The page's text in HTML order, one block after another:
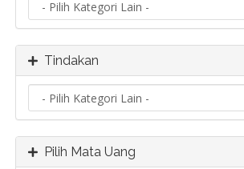
Tindakan
Pilih Mata Uang